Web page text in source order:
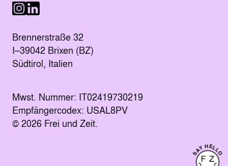
Besuche uns auf LinkedIn
Besuche uns auf Instagram
Brennerstraße 32
I–39042 Brixen (BZ)
Südtirol, Italien
Mwst. Nummer: IT02419730219
Empfängercodex: USAL8PV
© 2026 Frei und Zeit.
Kontakt
SAY HELLO